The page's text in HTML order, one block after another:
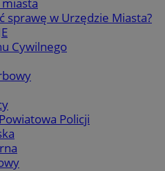
sprawę w Urzędzie Miasta?
Cywilnego
Policji